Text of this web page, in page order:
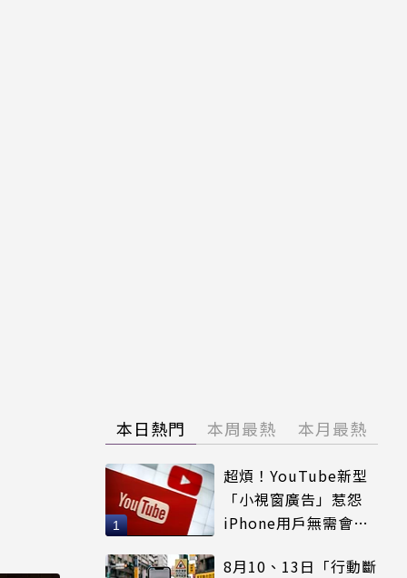
本日熱門 本周最熱 本月最熱
超煩！YouTube新型
「小視窗廣告」惹怨
iPhone用戶無需會員
8月10、13日「行動斷